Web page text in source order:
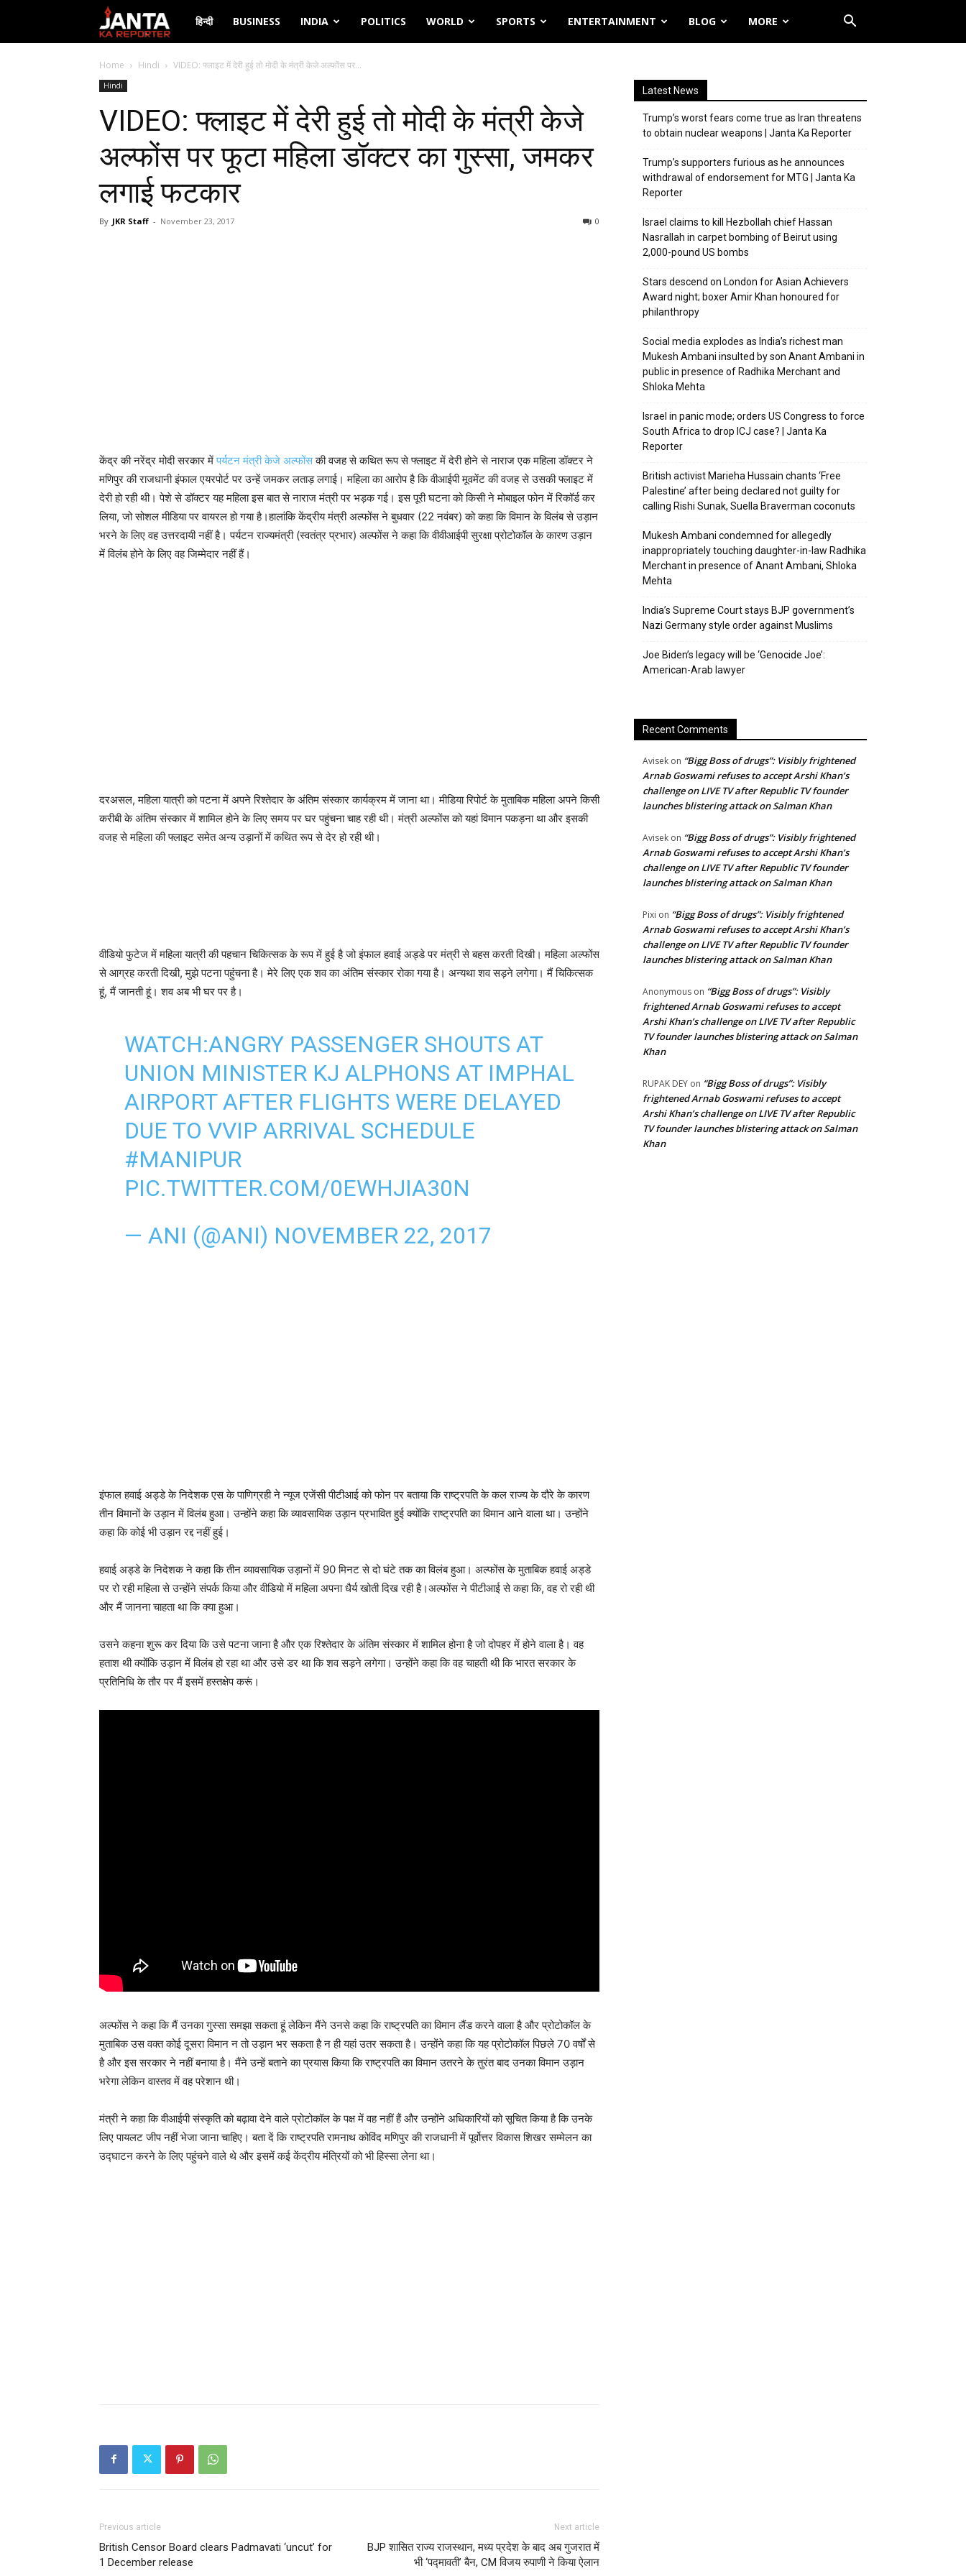
Janta
Ka
हिन्दी BUSINESS INDIA POLITICS WORLD SPORTS ENTERTAINMENT BLOG MORE
Home Hindi VIDEO: फ्लाइट में देरी हुई तो मोदी के मंत्री केजे अल्फोंस पर...
Hindi
VIDEO: फ्लाइट में देरी हुई तो मोदी के मंत्री केजे
अल्फोंस पर फूटा महिला डॉक्टर का गुस्सा, जमकर
लगाई फटकार
By JKR Staff - November 23, 2017 0
केंद्र की नरेंद्र मोदी सरकार मेंपर्यटन मंत्री केजे अल्फोंसकी वजह से कथित रूप से फ्लाइट में देरी होने से नाराज एक महिला डॉक्टर ने
मणिपुर की राजधानी इंफाल एयरपोर्ट पर उन्हें जमकर लताड़ लगाई। महिला का आरोप है कि वीआईपी मूवमेंट की वजह से उसकी फ्लाइट में
देरी हो रही थी। पेशे से डॉक्टर यह महिला इस बात से नाराज मंत्री पर भड़क गई। इस पूरी घटना को किसी ने मोबाइल फोन में रिकॉर्ड कर
लिया, जो सोशल मीडिया पर वायरल हो गया है।हालांकि केंद्रीय मंत्री अल्फोंस ने बुधवार (22 नवंबर) को कहा कि विमान के विलंब से उड़ान
भरने के लिए वह उत्तरदायी नहीं है। पर्यटन राज्यमंत्री (स्वतंत्र प्रभार) अल्फोंस ने कहा कि वीवीआईपी सुरक्षा प्रोटोकॉल के कारण उड़ान
में विलंब होने के लिए वह जिम्मेदार नहीं हैं।
दरअसल, महिला यात्री को पटना में अपने रिश्तेदार के अंतिम संस्कार कार्यक्रम में जाना था। मीडिया रिपोर्ट के मुताबिक महिला अपने किसी
करीबी के अंतिम संस्कार में शामिल होने के लिए समय पर घर पहुंचना चाह रही थी। मंत्री अल्फोंस को यहां विमान पकड़ना था और इसकी
वजह से महिला की फ्लाइट समेत अन्य उड़ानों में कथित रूप से देर हो रही थी।
वीडियो फुटेज में महिला यात्री की पहचान चिकित्सक के रूप में हुई है जो इंफाल हवाई अड्डे पर मंत्री से बहस करती दिखी। महिला अल्फोंस
से आग्रह करती दिखी, मुझे पटना पहुंचना है। मेरे लिए एक शव का अंतिम संस्कार रोका गया है। अन्यथा शव सड़ने लगेगा। मैं चिकित्सक
हूं, मैं जानती हूं। शव अब भी घर पर है।
WATCH:ANGRY PASSENGER SHOUTS AT
UNION MINISTER KJ ALPHONS AT IMPHAL
AIRPORT AFTER FLIGHTS WERE DELAYED
DUE TO VVIP ARRIVAL SCHEDULE
#MANIPUR
PIC.TWITTER.COM/0EWHJIA30N
— ANI (@ANI) NOVEMBER 22, 2017
इंफाल हवाई अड्डे के निदेशक एस के पाणिग्रही ने न्यूज एजेंसी पीटीआई को फोन पर बताया कि राष्ट्रपति के कल राज्य के दौरे के कारण
तीन विमानों के उड़ान में विलंब हुआ। उन्होंने कहा कि व्यावसायिक उड़ान प्रभावित हुई क्योंकि राष्ट्रपति का विमान आने वाला था। उन्होंने
कहा कि कोई भी उड़ान रद्द नहीं हुई।
हवाई अड्डे के निदेशक ने कहा कि तीन व्यावसायिक उड़ानों में 90 मिनट से दो घंटे तक का विलंब हुआ। अल्फोंस के मुताबिक हवाई अड्डे
पर रो रही महिला से उन्होंने संपर्क किया और वीडियो में महिला अपना धैर्य खोती दिख रही है।अल्फोंस ने पीटीआई से कहा कि, वह रो रही थी
और मैं जानना चाहता था कि क्या हुआ।
उसने कहना शुरू कर दिया कि उसे पटना जाना है और एक रिश्तेदार के अंतिम संस्कार में शामिल होना है जो दोपहर में होने वाला है। वह
हताश थी क्योंकि उड़ान में विलंब हो रहा था और उसे डर था कि शव सड़ने लगेगा। उन्होंने कहा कि वह चाहती थी कि भारत सरकार के
प्रतिनिधि के तौर पर मैं इसमें हस्तक्षेप करूं।
अल्फोंस ने कहा कि मैं उनका गुस्सा समझा सकता हूं लेकिन मैंने उनसे कहा कि राष्ट्रपति का विमान लैंड करने वाला है और प्रोटोकॉल के
मुताबिक उस वक्त कोई दूसरा विमान न तो उड़ान भर सकता है न ही यहां उतर सकता है। उन्होंने कहा कि यह प्रोटोकॉल पिछले 70 वर्षों से
है और इस सरकार ने नहीं बनाया है। मैंने उन्हें बताने का प्रयास किया कि राष्ट्रपति का विमान उतरने के तुरंत बाद उनका विमान उड़ान
भरेगा लेकिन वास्तव में वह परेशान थी।
मंत्री ने कहा कि वीआईपी संस्कृति को बढ़ावा देने वाले प्रोटोकॉल के पक्ष में वह नहीं हैं और उन्होंने अधिकारियों को सूचित किया है कि उनके
लिए पायलट जीप नहीं भेजा जाना चाहिए। बता दें कि राष्ट्रपति रामनाथ कोविंद मणिपुर की राजधानी में पूर्वोत्तर विकास शिखर सम्मेलन का
उद्घाटन करने के लिए पहुंचने वाले थे और इसमें कई केंद्रीय मंत्रियों को भी हिस्सा लेना था।
Previous article
British Censor Board clears Padmavati ‘uncut’ for
1 December release
Next article
BJP शासित राज्य राजस्थान, मध्य प्रदेश के बाद अब गुजरात में
भी ‘पद्मावती’ बैन, CM विजय रुपाणी ने किया ऐलान
Latest News
Trump’s worst fears come true as Iran threatens
to obtain nuclear weapons | Janta Ka Reporter
Trump’s supporters furious as he announces
withdrawal of endorsement for MTG | Janta Ka
Reporter
Israel claims to kill Hezbollah chief Hassan
Nasrallah in carpet bombing of Beirut using
2,000-pound US bombs
Stars descend on London for Asian Achievers
Award night; boxer Amir Khan honoured for
philanthropy
Social media explodes as India’s richest man
Mukesh Ambani insulted by son Anant Ambani in
public in presence of Radhika Merchant and
Shloka Mehta
Israel in panic mode; orders US Congress to force
South Africa to drop ICJ case? | Janta Ka
Reporter
British activist Marieha Hussain chants ‘Free
Palestine’ after being declared not guilty for
calling Rishi Sunak, Suella Braverman coconuts
Mukesh Ambani condemned for allegedly
inappropriately touching daughter-in-law Radhika
Merchant in presence of Anant Ambani, Shloka
Mehta
India’s Supreme Court stays BJP government’s
Nazi Germany style order against Muslims
Joe Biden’s legacy will be ‘Genocide Joe’:
American-Arab lawyer
Recent Comments
Avisek on “Bigg Boss of drugs”: Visibly frightened
Arnab Goswami refuses to accept Arshi Khan’s
challenge on LIVE TV after Republic TV founder
launches blistering attack on Salman Khan
Avisek on “Bigg Boss of drugs”: Visibly frightened
Arnab Goswami refuses to accept Arshi Khan’s
challenge on LIVE TV after Republic TV founder
launches blistering attack on Salman Khan
Pixi on “Bigg Boss of drugs”: Visibly frightened
Arnab Goswami refuses to accept Arshi Khan’s
challenge on LIVE TV after Republic TV founder
launches blistering attack on Salman Khan
Anonymous on “Bigg Boss of drugs”: Visibly
frightened Arnab Goswami refuses to accept
Arshi Khan’s challenge on LIVE TV after Republic
TV founder launches blistering attack on Salman
Khan
RUPAK DEY on “Bigg Boss of drugs”: Visibly
frightened Arnab Goswami refuses to accept
Arshi Khan’s challenge on LIVE TV after Republic
TV founder launches blistering attack on Salman
Khan